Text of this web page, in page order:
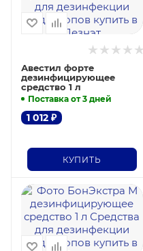
Авестил форте
дезинфицирующее
средство 1 л
Поставка от 3 дней
1 012 ₽
КУПИТЬ